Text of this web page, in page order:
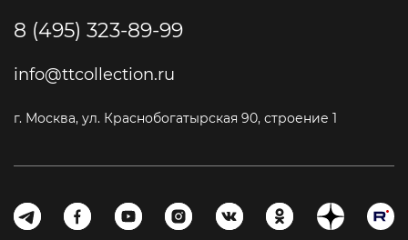
8 (495) 323-89-99
info@ttcollection.ru
г. Москва, ул. Краснобогатырская 90, строение 1